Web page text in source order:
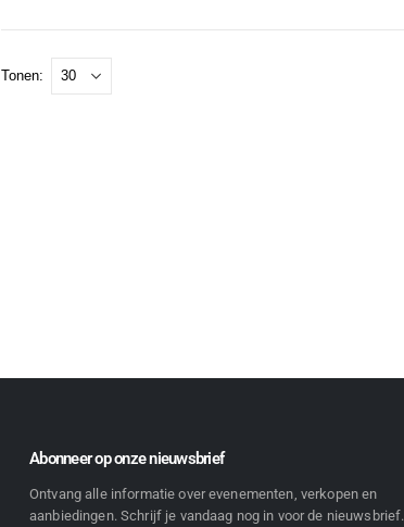
Tonen:
Abonneer op onze nieuwsbrief
Ontvang alle informatie over evenementen, verkopen en
aanbiedingen. Schrijf je vandaag nog in voor de nieuwsbrief.